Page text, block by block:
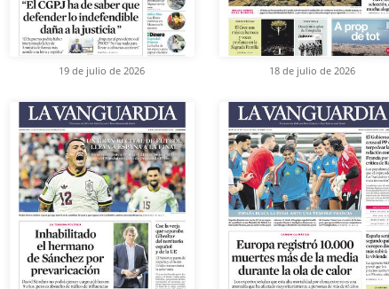
19 de julio de 2026 18 de julio de 2026